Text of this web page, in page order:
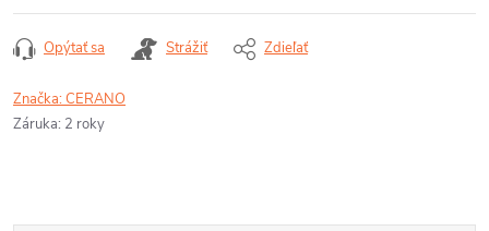
Opýtať sa Strážiť Zdieľať
Značka:CERANO
Záruka: 2 roky